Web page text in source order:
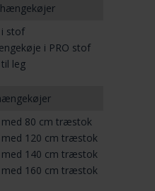
hængekøjer
stof
i PRO stof
leg
80 cm træstok
120 cm træstok
140 cm træstok
160 cm træstok